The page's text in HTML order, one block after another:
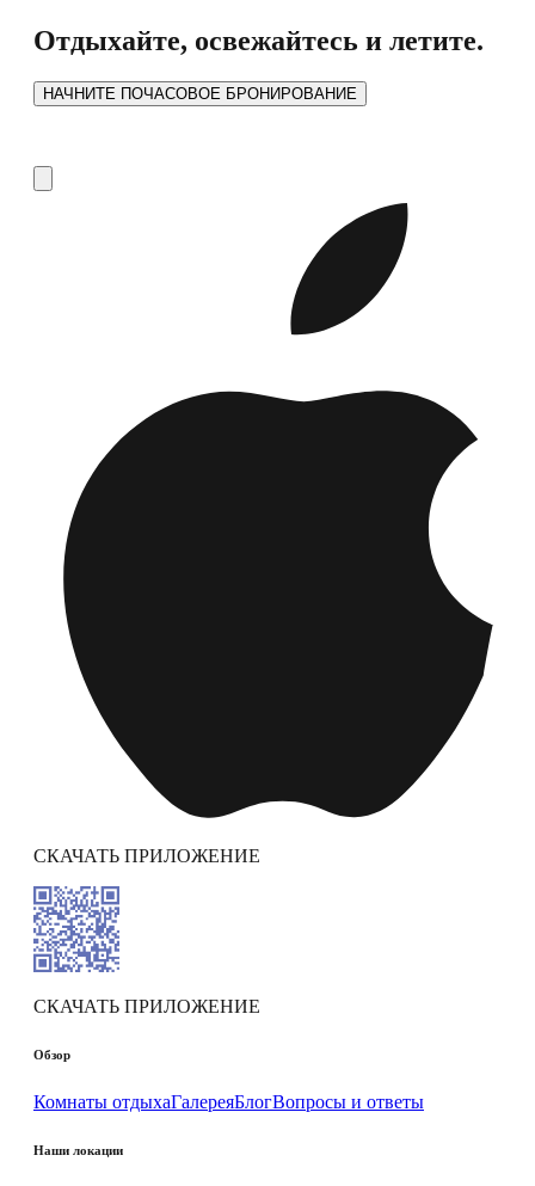
Отдыхайте, освежайтесь и летите.
НАЧНИТЕ ПОЧАСОВОЕ БРОНИРОВАНИЕ
СКАЧАТЬ ПРИЛОЖЕНИЕ
СКАЧАТЬ ПРИЛОЖЕНИЕ
Обзор
Комнаты отдыхаГалереяБлогВопросы и ответы
Наши локации